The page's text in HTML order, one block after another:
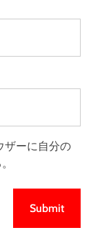
ザーに自分の